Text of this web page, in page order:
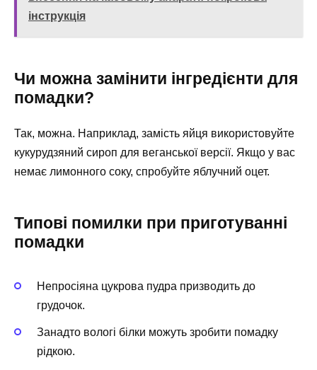
інструкція
Чи можна замінити інгредієнти для
помадки?
Так, можна. Наприклад, замість яйця використовуйте
кукурудзяний сироп для веганської версії. Якщо у вас
немає лимонного соку, спробуйте яблучний оцет.
Типові помилки при приготуванні
помадки
Непросіяна цукрова пудра призводить до
грудочок.
Занадто вологі білки можуть зробити помадку
рідкою.